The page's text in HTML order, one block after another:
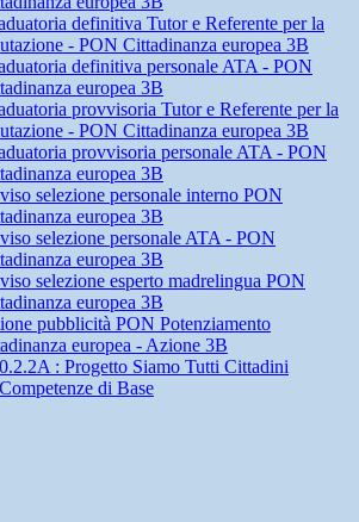
definitiva Tutor e Referente per la
- PON Cittadinanza europea 3B
definitiva personale ATA - PON
europea 3B
provvisoria Tutor e Referente per la
- PON Cittadinanza europea 3B
provvisoria personale ATA - PON
europea 3B
selezione personale interno PON
europea 3B
selezione personale ATA - PON
europea 3B
selezione esperto madrelingua PON
europea 3B
pubblicità PON Potenziamento
europea - Azione 3B
: Progetto Siamo Tutti Cittadini
di Base